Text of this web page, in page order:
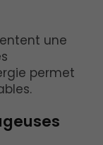
une
permet